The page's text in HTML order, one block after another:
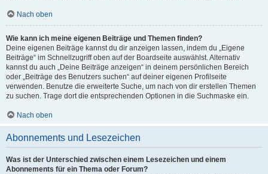
Nach oben
Wie kann ich meine eigenen Beiträge und Themen finden?
Deine eigenen Beiträge kannst du dir anzeigen lassen, indem du „Eigene
Beiträge“ im Schnellzugriff oben auf der Boardseite auswählst. Alternativ
kannst du auch „Deine Beiträge anzeigen“ in deinem persönlichen Bereich
oder „Beiträge des Benutzers suchen“ auf deiner eigenen Profilseite
verwenden. Benutze die erweiterte Suche, um nach von dir erstellen Themen
zu suchen. Trage dort die entsprechenden Optionen in die Suchmaske ein.
Nach oben
Abonnements und Lesezeichen
Was ist der Unterschied zwischen einem Lesezeichen und einem
Abonnements für ein Thema oder Forum?